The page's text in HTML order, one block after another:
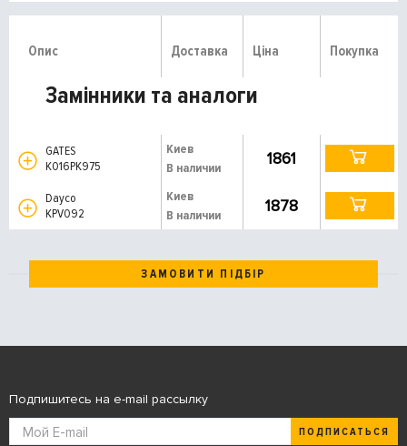
Опис Доставка Ціна Покупка
Замінники та аналоги
GATES
K016PK975
Киев
В наличии
1861
Dayco
KPV092
Киев
В наличии
1878
ЗАМОВИТИ ПІДБІР
Подпишитесь на e-mail рассылку
ПОДПИСАТЬСЯ